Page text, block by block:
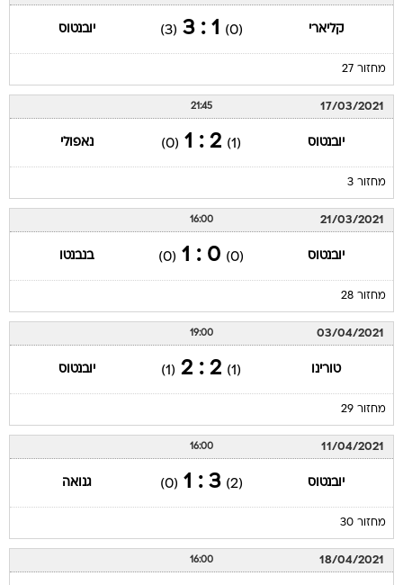
קליארי (0)
1 : 3
(3) יובנטוס
מחזור 27
17/03/2021
21:45
יובנטוס (1)
2 : 1
(0) נאפולי
מחזור 3
21/03/2021
16:00
יובנטוס (0)
0 : 1
(0) בנבנטו
מחזור 28
03/04/2021
19:00
טורינו (1)
2 : 2
(1) יובנטוס
מחזור 29
11/04/2021
16:00
יובנטוס (2)
3 : 1
(0) גנואה
מחזור 30
18/04/2021
16:00